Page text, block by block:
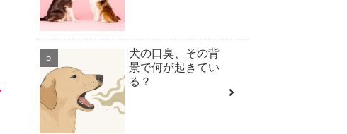
犬の口臭、その背
景で何が起きてい
る？